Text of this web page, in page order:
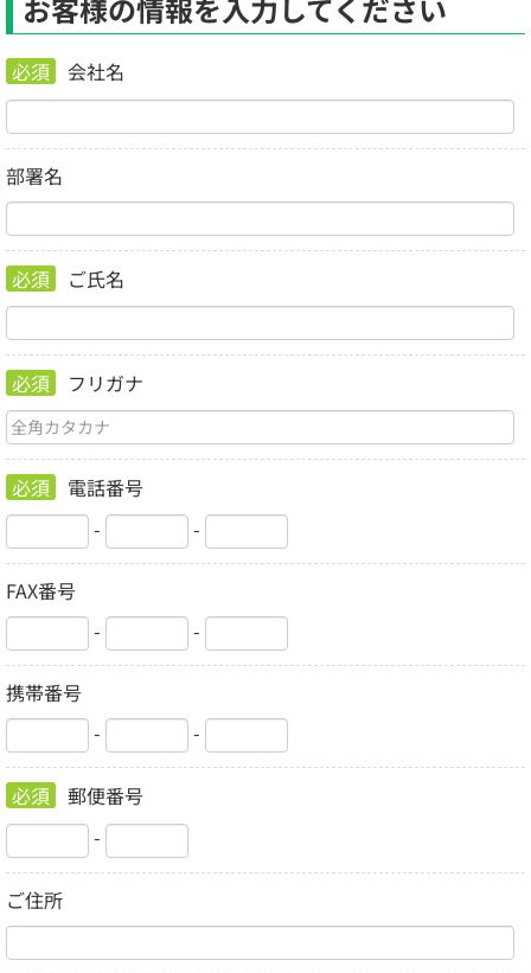
お客様の情報を入力してください
必須 会社名
部署名
必須 ご氏名
必須 フリガナ
必須
電話番号
-
-
FAX番号
-
-
携帯番号
-
-
必須
郵便番号
-
ご住所